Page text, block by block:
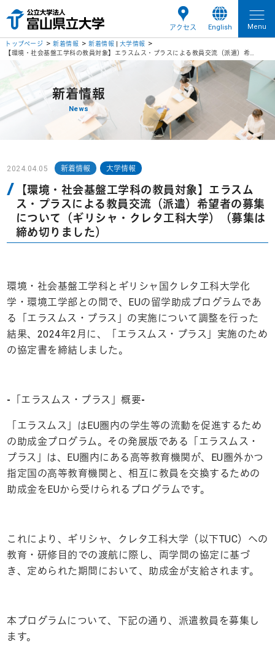
アクセス English Menu
トップページ 新着情報 新着情報
大学情報
新着情報
News
2024.04.05 新着情報 大学情報
【環境・社会基盤工学科の教員対象】エラスム
ス・プラスによる教員交流（派遣）希望者の募集
について（ギリシャ・クレタ工科大学）（募集は
締め切りました）
環境・社会基盤工学科とギリシャ国クレタ工科大学化
学・環境工学部との間で、EUの留学助成プログラムであ
る「エラスムス・プラス」の実施について調整を行った
結果、2024年2月に、「エラスムス・プラス」実施のため
の協定書を締結しました。
-「エラスムス・プラス」概要-
「エラスムス」はEU圏内の学生等の流動を促進するため
の助成金プログラム。その発展版である「エラスムス・
プラス」は、EU圏内にある高等教育機関が、EU圏外かつ
指定国の高等教育機関と、相互に教員を交換するための
助成金をEUから受けられるプログラムです。
これにより、ギリシャ、クレタ工科大学（以下TUC）への
教育・研修目的での渡航に際し、両学間の協定に基づ
き、定められた期間において、助成金が支給されます。
本プログラムについて、下記の通り、派遣教員を募集し
ます。